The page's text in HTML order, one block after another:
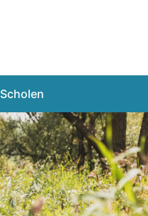
Scholen